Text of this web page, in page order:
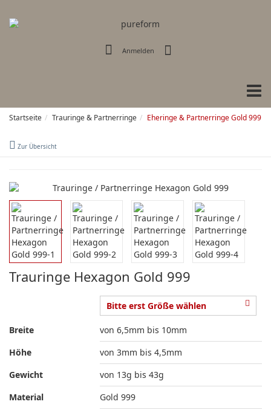
Anmelden
Startseite Trauringe & Partnerringe Eheringe & Partnerringe Gold 999
Zur Übersicht
Trauringe Hexagon Gold 999
Bitte erst Größe wählen
Breite
von 6,5mm bis 10mm
Höhe
von 3mm bis 4,5mm
Gewicht
von 13g bis 43g
Material
Gold 999